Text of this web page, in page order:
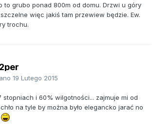
to grubo ponad 800m od domu. Drzwi u góry
więc jakiś tam przewiew będzie. Ew.
trochu.
19 Lutego 2015
stopniach i 60% wilgotności... zajmuje mi od
na tyle by można było elegancko jarać no